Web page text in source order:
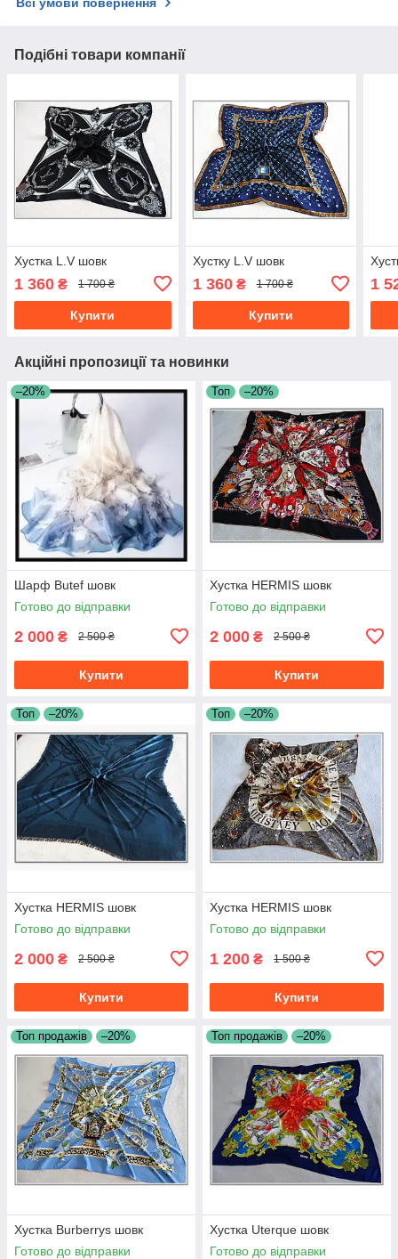
Всі умови повернення
Подібні товари компанії
Хустка L.V шовк
1 360 ₴ 1 700 ₴
Купити
Хустку L.V шовк
1 360₴ 1 700 ₴
Купити
1
Акційні пропозиції та новинки
–20%
Шарф Butef шовк
Готово до відправки
2 000 ₴ 2 500 ₴
Купити
Топ –20%
Хустка HERMIS шовк
Готово до відправки
2 000 ₴ 2 500 ₴
Купити
Топ –20%
Хустка HERMIS шовк
Готово до відправки
2 000 ₴ 2 500 ₴
Купити
Топ –20%
Хустка HERMIS шовк
Готово до відправки
1 200 ₴ 1 500 ₴
Купити
Топ продажів –20%
Хустка Burberrys шовк
Готово до відправки
Топ продажів –20%
Хустка Uterque шовк
Готово до відправки